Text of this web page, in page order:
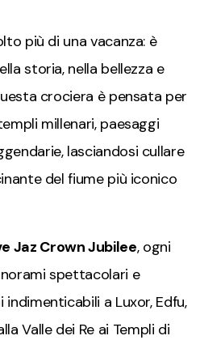
più di una vacanza: è
storia, nella bellezza e
crociera è pensata per
millenari, paesaggi
lasciandosi cullare
del fiume più iconico
Jaz Crown Jubilee, ogni
spettacolari e
a Luxor, Edfu,
Valle dei Re ai Templi di